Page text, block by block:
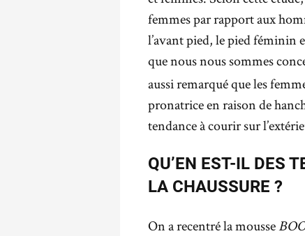
femmes par rapport aux
l’avant pied, le pied féminin
que nous nous sommes
aussi remarqué que les
pronatrice en raison de
tendance à courir sur
QU’EN EST-IL DES
LA CHAUSSURE ?
On a recentré la mousse